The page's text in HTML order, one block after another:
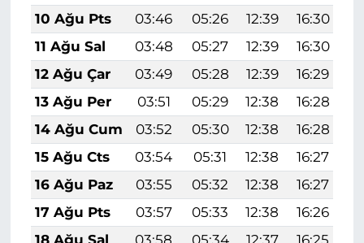
10 Ağu Pts
03:46 05:26 12:39 16:30
11 Ağu Sal
03:48 05:27 12:39 16:30
12 Ağu Çar
03:49 05:28 12:39 16:29
13 Ağu Per
03:51 05:29 12:38 16:28
14 Ağu Cum
03:52 05:30 12:38 16:28
15 Ağu Cts
03:54 05:31 12:38 16:27
16 Ağu Paz
03:55 05:32 12:38 16:27
17 Ağu Pts
03:57 05:33 12:38 16:26
18 Ağu Sal
03:58 05:34 12:37 16:25